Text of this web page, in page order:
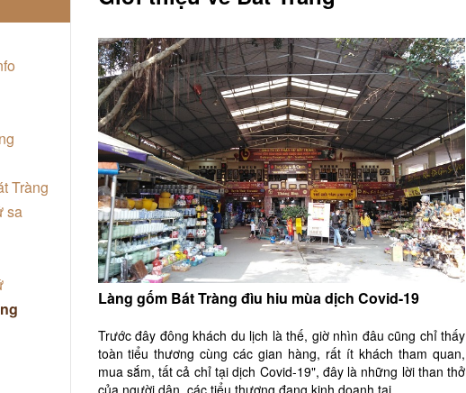
Làng gốm Bát Tràng đìu hiu mùa dịch Covid-19
Trước đây đông khách du lịch là thế, giờ nhìn đâu cũng chỉ thấy
toàn tiểu thương cùng các gian hàng, rất ít khách tham quan,
mua sắm, tất cả chỉ tại dịch Covid-19", đây là những lời than thở
Tràng
sa